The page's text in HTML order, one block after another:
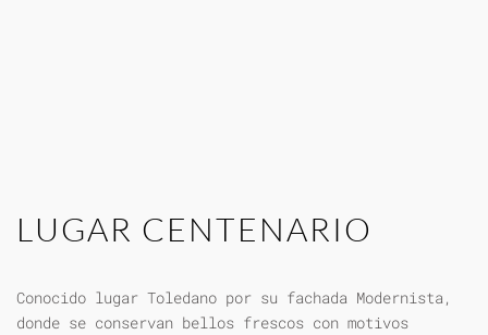
LUGAR CENTENARIO
Conocido lugar Toledano por su fachada Modernista,
donde se conservan bellos frescos con motivos